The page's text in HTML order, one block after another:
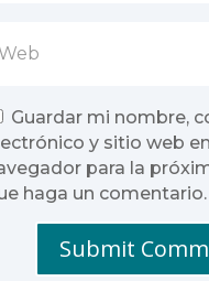
Guardar mi nombre,
y sitio web
para la
haga un comentario.
Submit